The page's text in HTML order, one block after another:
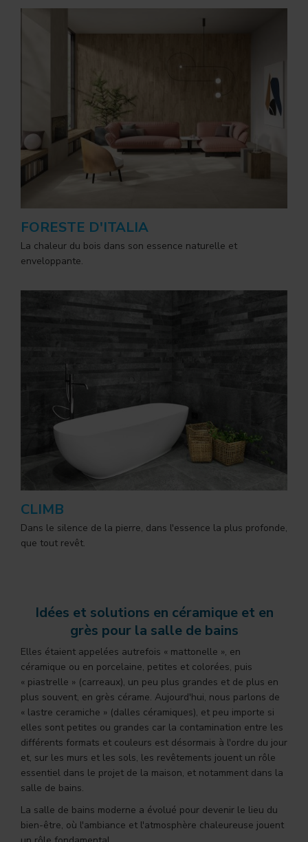
FORESTE D'ITALIA
La chaleur du bois dans son essence naturelle et
enveloppante.
CLIMB
Dans le silence de la pierre, dans l'essence la plus profonde,
que tout revêt.
Idées et solutions en céramique et en
grès pour la salle de bains
Elles étaient appelées autrefois « mattonelle », en
céramique ou en porcelaine, petites et colorées, puis
« piastrelle » (carreaux), un peu plus grandes et de plus en
plus souvent, en grès cérame. Aujourd'hui, nous parlons de
« lastre ceramiche » (dalles céramiques), et peu importe si
elles sont petites ou grandes car la contamination entre les
différents formats et couleurs est désormais à l'ordre du jour
et, sur les murs et les sols, les revêtements jouent un rôle
essentiel dans le projet de la maison, et notamment dans la
salle de bains.
La salle de bains moderne a évolué pour devenir le lieu du
bien-être, où l'ambiance et l'atmosphère chaleureuse jouent